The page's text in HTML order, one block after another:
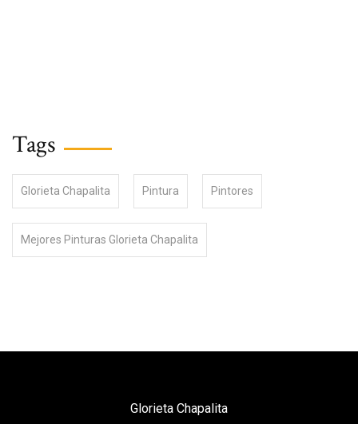
Tags
Glorieta Chapalita Pintura Pintores
Mejores Pinturas Glorieta Chapalita
Glorieta Chapalita